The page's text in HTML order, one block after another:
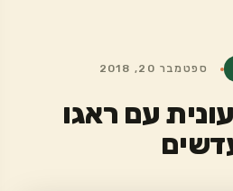
ספטמבר 20, 2018
עם ראגו